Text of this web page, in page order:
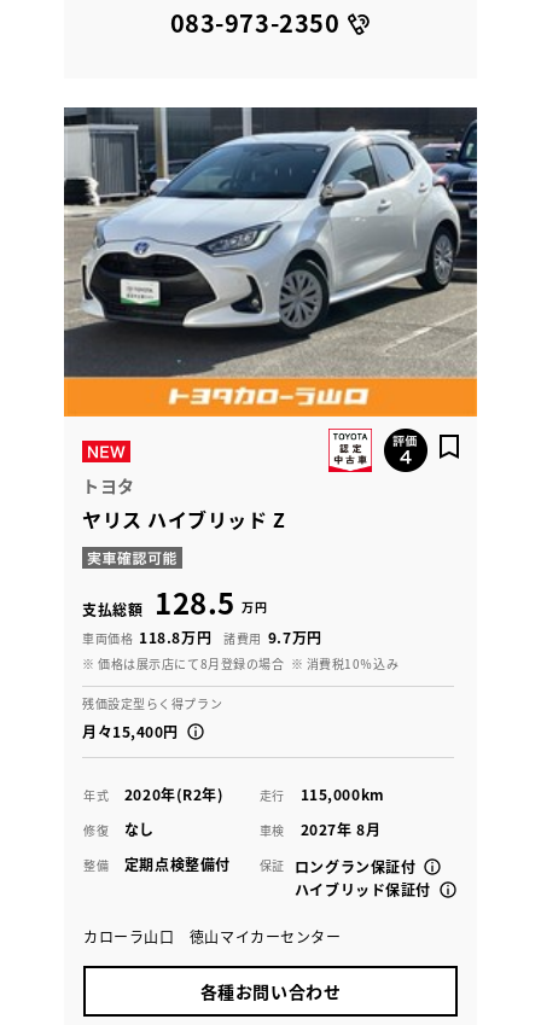
083-973-2350
トヨタ
ヤリス ハイブリッド Z
支払総額 128.5 万円
車両価格 118.8万円 諸費用 9.7万円
※ 価格は展示店にて8月登録の場合 ※ 消費税10％込み
残価設定型らく得プラン
月々15,400円
年式 2020年(R2年) 走行 115,000km
修復 なし 車検 2027年 8月
整備 定期点検整備付 保証
ロングラン保証付
ハイブリッド保証付
カローラ山口 徳山マイカーセンター
各種お問い合わせ